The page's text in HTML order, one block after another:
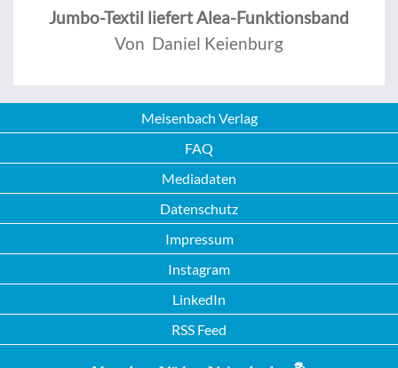
Jumbo-Textil liefert Alea-Funktionsband
Von Daniel Keienburg
Meisenbach Verlag
FAQ
Mediadaten
Datenschutz
Impressum
Instagram
LinkedIn
RSS Feed